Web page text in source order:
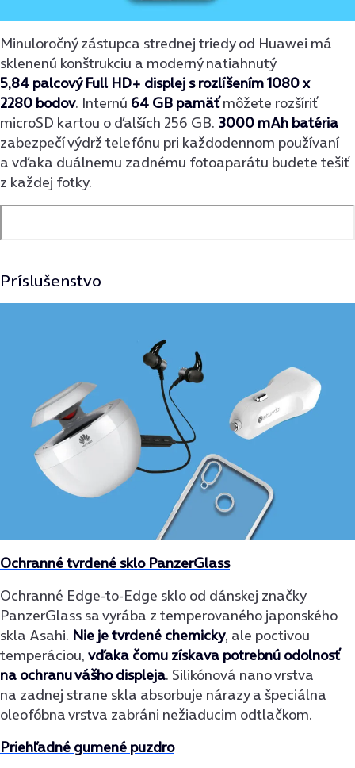
Minuloročný zástupca strednej triedy od Huawei má
sklenenú konštrukciu a moderný natiahnutý
5,84 palcový Full HD+ displej s rozlíšením 1080 x
2280 bodov. Internú 64 GB pamäťmôžete rozšíriť
microSD kartou o ďalších 256 GB. 3000 mAh batéria
zabezpečí výdrž telefónu pri každodennom používaní
a vďaka duálnemu zadnému fotoaparátu budete tešiť
z každej fotky.
Príslušenstvo
Ochranné tvrdené sklo PanzerGlass
Ochranné Edge-to-Edge sklo od dánskej značky
PanzerGlass sa vyrába z temperovaného japonského
skla Asahi. Nie je tvrdené chemicky, ale poctivou
temperáciou, vďaka čomu získava potrebnú odolnosť
na ochranu vášho displeja. Silikónová nano vrstva
na zadnej strane skla absorbuje nárazy a špeciálna
oleofóbna vrstva zabráni nežiaducim odtlačkom.
Priehľadné gumené puzdro